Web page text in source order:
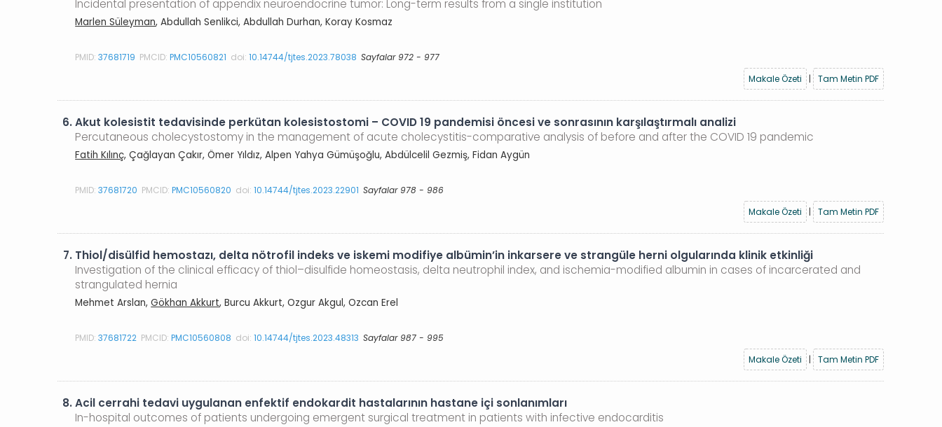
Incidental presentation of appendix neuroendocrine tumor: Long-term results from a single institution
Marlen Süleyman, Abdullah Senlikci, Abdullah Durhan, Koray Kosmaz
PMID:37681719 PMCID:PMC10560821 doi:10.14744/tjtes.2023.78038 Sayfalar 972 - 977
Makale Özeti
| Tam Metin PDF
6.Akut kolesistit tedavisinde perkütan kolesistostomi – COVID 19 pandemisi öncesi ve sonrasının karşılaştırmalı analizi
Percutaneous cholecystostomy in the management of acute cholecystitis-comparative analysis of before and after the COVID 19 pandemic
Fatih Kılınç, Çağlayan Çakır, Ömer Yıldız, Alpen Yahya Gümüşoğlu, Abdülcelil Gezmiş, Fidan Aygün
PMID:37681720 PMCID:PMC10560820 doi:10.14744/tjtes.2023.22901 Sayfalar 978 - 986
Makale Özeti
| Tam Metin PDF
7. Thiol/disülfid hemostazı, delta nötrofil indeks ve iskemi modifiye albümin’in inkarsere ve strangüle herni olgularında klinik etkinliği
Investigation of the clinical efficacy of thiol–disulfide homeostasis, delta neutrophil index, and ischemia-modified albumin in cases of incarcerated and
strangulated hernia
Mehmet Arslan,Gökhan Akkurt, Burcu Akkurt, Ozgur Akgul, Ozcan Erel
PMID:37681722 PMCID:PMC10560808 doi:10.14744/tjtes.2023.48313 Sayfalar 987 - 995
Makale Özeti
| Tam Metin PDF
8.Acil cerrahi tedavi uygulanan enfektif endokardit hastalarının hastane içi sonlanımları
In-hospital outcomes of patients undergoing emergent surgical treatment in patients with infective endocarditis